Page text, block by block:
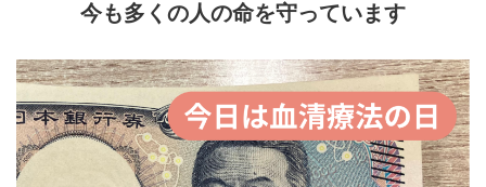
今も多くの人の命を守っています